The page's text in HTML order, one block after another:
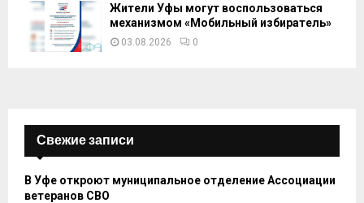
Жители Уфы могут воспользоваться
механизмом «Мобильный избиратель»
03.08.2026 0
Свежие записи
В Уфе откроют муниципальное отделение Ассоциации
ветеранов СВО